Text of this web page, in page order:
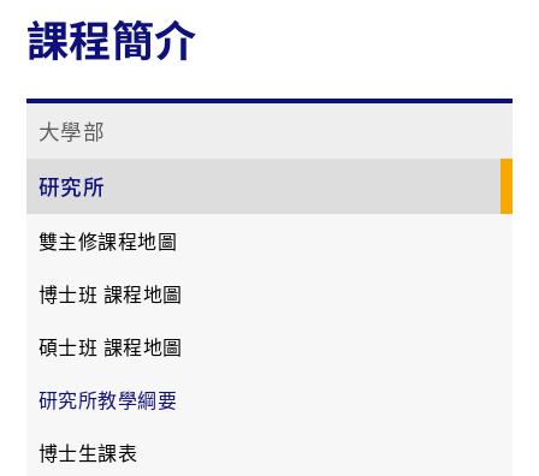
課程簡介
大學部
研究所
雙主修課程地圖
博士班 課程地圖
碩士班 課程地圖
研究所教學綱要
博士生課表